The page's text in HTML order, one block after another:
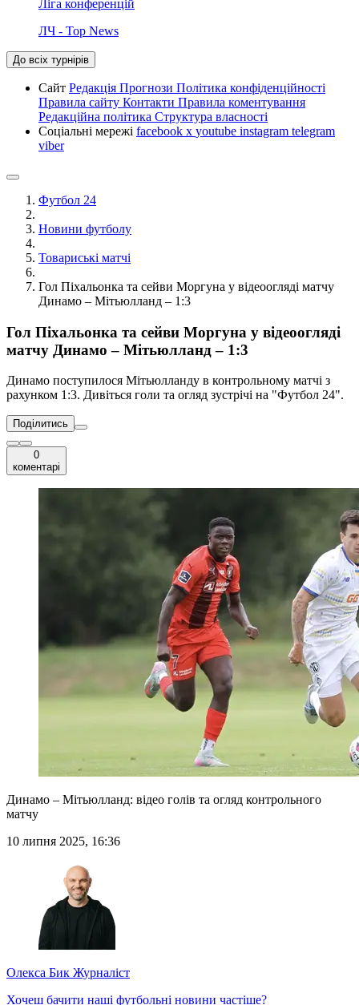
Ліга конференцій
ЛЧ - Top News
До всіх турнірів
Сайт Редакція Прогнози Політика конфіденційності
Правила сайту Контакти Правила коментування
Редакційна політика Структура власності
Соціальні мережі facebook x youtube instagram telegram
viber
Футбол 24
Новини футболу
Товариські матчі
Гол Піхальонка та сейви Моргуна у відеоогляді матчу
Динамо – Мітьюлланд – 1:3
Гол Піхальонка та сейви Моргуна у відеоогляді
матчу Динамо – Мітьюлланд – 1:3
Динамо поступилося Мітьюлланду в контрольному матчі з
рахунком 1:3. Дивіться голи та огляд зустрічі на "Футбол 24".
Поділитись
0
коментарі
Динамо – Мітьюлланд: відео голів та огляд контрольного
матчу
10 липня 2025, 16:36
Олекса Бик Журналіст
Хочеш бачити наші футбольні новини частіше?